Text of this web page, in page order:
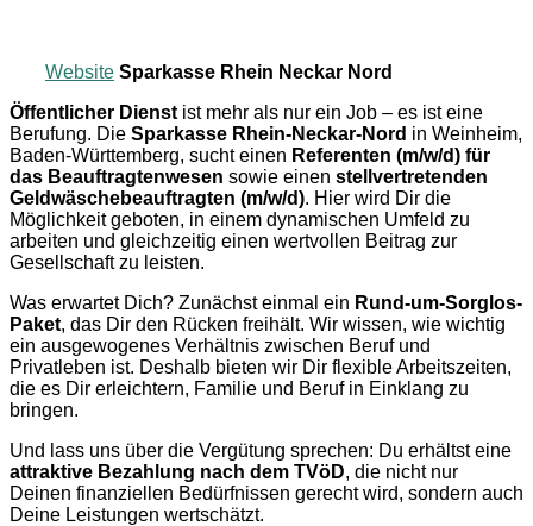
Website Sparkasse Rhein Neckar Nord
Öffentlicher Dienst ist mehr als nur ein Job – es ist eine
Berufung. Die Sparkasse Rhein-Neckar-Nord in Weinheim,
Baden-Württemberg, sucht einen Referenten (m/w/d) für
das Beauftragtenwesen sowie einen stellvertretenden
Geldwäschebeauftragten (m/w/d). Hier wird Dir die
Möglichkeit geboten, in einem dynamischen Umfeld zu
arbeiten und gleichzeitig einen wertvollen Beitrag zur
Gesellschaft zu leisten.
Was erwartet Dich? Zunächst einmal ein Rund-um-Sorglos-
Paket, das Dir den Rücken freihält. Wir wissen, wie wichtig
ein ausgewogenes Verhältnis zwischen Beruf und
Privatleben ist. Deshalb bieten wir Dir flexible Arbeitszeiten,
die es Dir erleichtern, Familie und Beruf in Einklang zu
bringen.
Und lass uns über die Vergütung sprechen: Du erhältst eine
attraktive Bezahlung nach dem TVöD, die nicht nur
Deinen finanziellen Bedürfnissen gerecht wird, sondern auch
Deine Leistungen wertschätzt.